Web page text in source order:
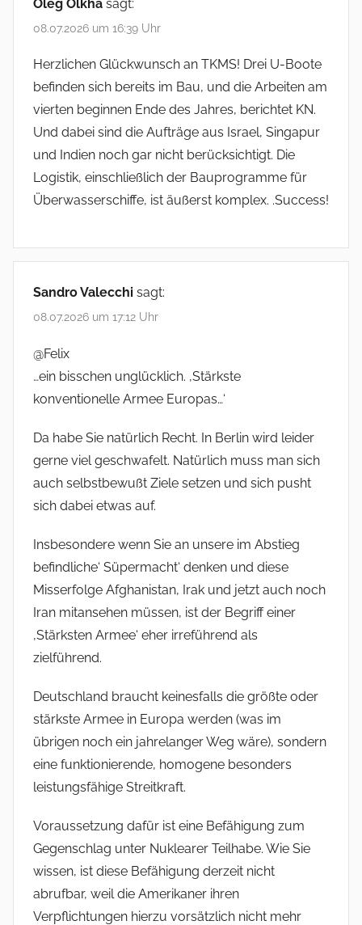
Oleg Olkha sagt:
08.07.2026 um 16:39 Uhr
Herzlichen Glückwunsch an TKMS! Drei U-Boote
befinden sich bereits im Bau, und die Arbeiten am
vierten beginnen Ende des Jahres, berichtet KN.
Und dabei sind die Aufträge aus Israel, Singapur
und Indien noch gar nicht berücksichtigt. Die
Logistik, einschließlich der Bauprogramme für
Überwasserschiffe, ist äußerst komplex. .Success!
Sandro Valecchi sagt:
08.07.2026 um 17:12 Uhr
@Felix
…ein bisschen unglücklich. ‚Stärkste
konventionelle Armee Europas…‘
Da habe Sie natürlich Recht. In Berlin wird leider
gerne viel geschwafelt. Natürlich muss man sich
auch selbstbewußt Ziele setzen und sich pusht
sich dabei etwas auf.
Insbesondere wenn Sie an unsere im Abstieg
befindliche‘ Süpermacht‘ denken und diese
Misserfolge Afghanistan, Irak und jetzt auch noch
Iran mitansehen müssen, ist der Begriff einer
‚Stärksten Armee‘ eher irreführend als
zielführend.
Deutschland braucht keinesfalls die größte oder
stärkste Armee in Europa werden (was im
übrigen noch ein jahrelanger Weg wäre), sondern
eine funktionierende, homogene besonders
leistungsfähige Streitkraft.
Voraussetzung dafür ist eine Befähigung zum
Gegenschlag unter Nuklearer Teilhabe. Wie Sie
wissen, ist diese Befähigung derzeit nicht
abrufbar, weil die Amerikaner ihren
Verpflichtungen hierzu vorsätzlich nicht mehr